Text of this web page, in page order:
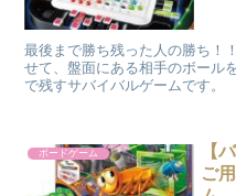
最後まで勝ち残った人の勝ち！
せて、盤面にある相手のボール
で残すサバイバルゲームです。
ボードゲーム
【
ご